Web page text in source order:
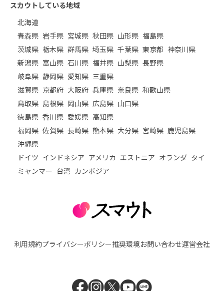
スカウトしている地域
北海道
青森県 岩手県 宮城県 秋田県 山形県 福島県
茨城県 栃木県 群馬県 埼玉県 千葉県 東京都 神奈川県
新潟県 富山県 石川県 福井県 山梨県 長野県
岐阜県 静岡県 愛知県 三重県
滋賀県 京都府 大阪府 兵庫県 奈良県 和歌山県
鳥取県 島根県 岡山県 広島県 山口県
徳島県 香川県 愛媛県 高知県
福岡県 佐賀県 長崎県 熊本県 大分県 宮崎県 鹿児島県
沖縄県
ドイツ インドネシア アメリカ エストニア オランダ タイ
ミャンマー 台湾 カンボジア
利用規約プライバシーポリシー推奨環境お問い合わせ運営会社